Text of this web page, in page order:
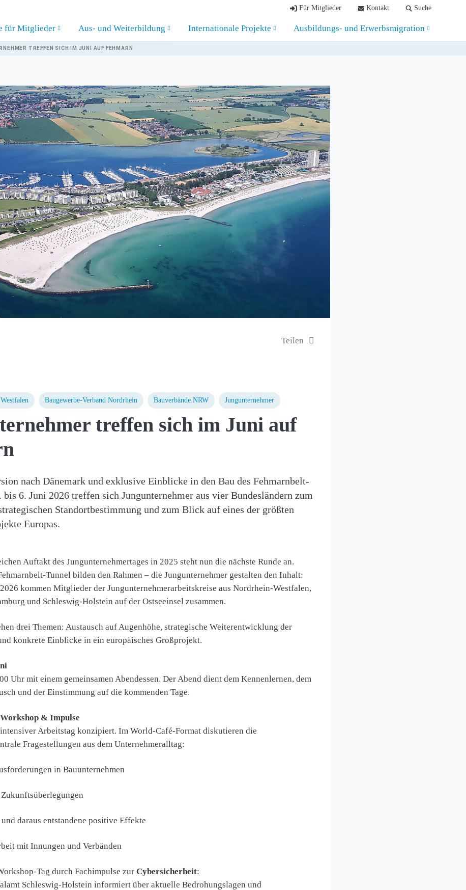
für Mitglieder Aus- und Weiterbildung Internationale Projekte Ausbildungs- und Erwerbsmigration
Für Mitglieder Kontakt Suche
TREFFEN SICH IM JUNI AUF FEHMARN
Teilen
Baugewerbe-Verband Nordrhein Bauverbände.NRW Jungunternehmer
treffen sich im Juni auf
nach Dänemark und exklusive Einblicke in den Bau des Fehmarnbelt-
bis 6. Juni 2026 treffen sich Jungunternehmer aus vier Bundesländern zum
Standortbestimmung und zum Blick auf eines der größten
Europas.
Auftakt des Jungunternehmertages in 2025 steht nun die nächste Runde an.
Tunnel bilden den Rahmen – die Jungunternehmer gestalten den Inhalt:
kommen Mitglieder der Jungunternehmerarbeitskreise aus Nordrhein-Westfalen,
und Schleswig-Holstein auf der Ostseeinsel zusammen.
drei Themen: Austausch auf Augenhöhe, strategische Weiterentwicklung der
konkrete Einblicke in ein europäisches Großprojekt.
Uhr mit einem gemeinsamen Abendessen. Der Abend dient dem Kennenlernen, dem
und der Einstimmung auf die kommenden Tage.
& Impulse
Arbeitstag konzipiert. Im World-Café-Format diskutieren die
Fragestellungen aus dem Unternehmeralltag:
in Bauunternehmen
daraus entstandene positive Effekte
mit Innungen und Verbänden
Tag durch Fachimpulse zur Cybersicherheit:
Schleswig-Holstein informiert über aktuelle Bedrohungslagen und